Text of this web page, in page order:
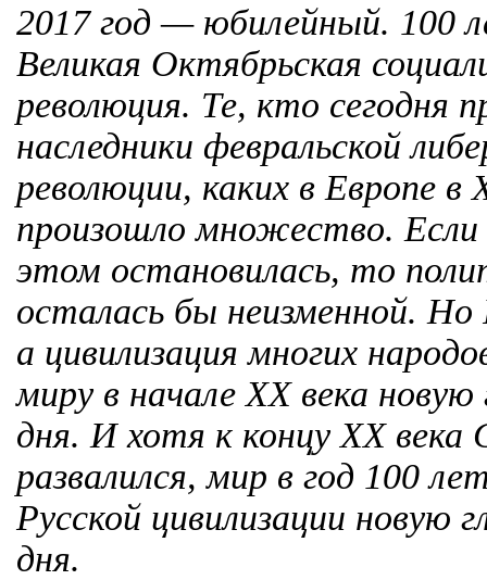
2017 год — юбилейный. 100
Великая Октябрьская
революция. Те, кто сегодня
наследники февральской
революции, каких в Европе в
произошло множество.
этом остановилась, то
осталась бы неизменной.
а цивилизация многих
миру в начале ХХ века новую
дня. И хотя к концу ХХ века
развалился, мир в год 100
Русской цивилизации новую
дня.